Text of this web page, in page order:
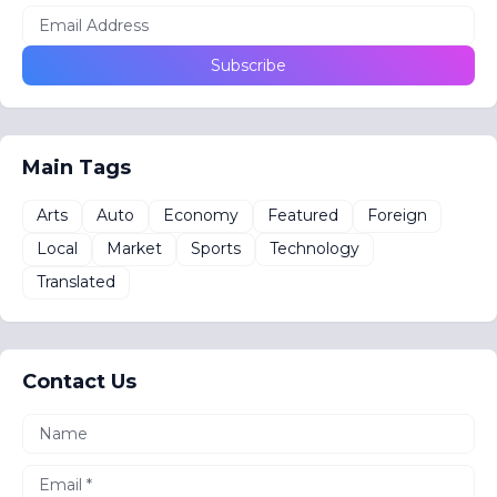
Main Tags
Arts Auto Economy Featured
Foreign
Local
Market Sports
Technology
Translated
Contact Us